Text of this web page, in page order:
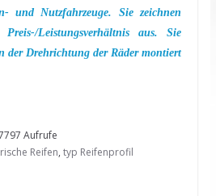
und Nutzfahrzeuge. Sie zeichnen
Leistungsverhältnis aus. Sie
der Drehrichtung der Räder montiert
Aufrufe
Reifen, typ Reifenprofil